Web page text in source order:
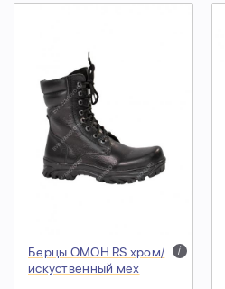
Берцы ОМОН RS хром/
искуственный мех
i